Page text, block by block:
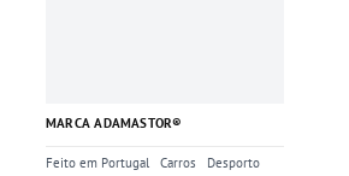
MARCA ADAMASTOR®
Feito em Portugal Carros Desporto